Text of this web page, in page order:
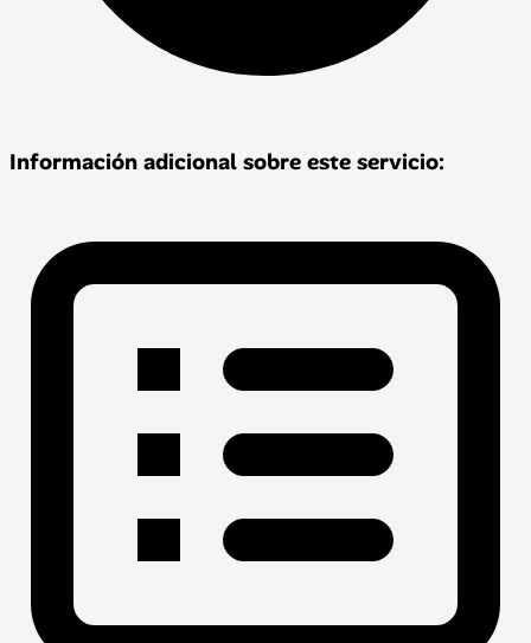
Información adicional sobre este servicio: